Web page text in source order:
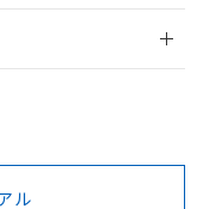
に、以下を必ずお読
ル